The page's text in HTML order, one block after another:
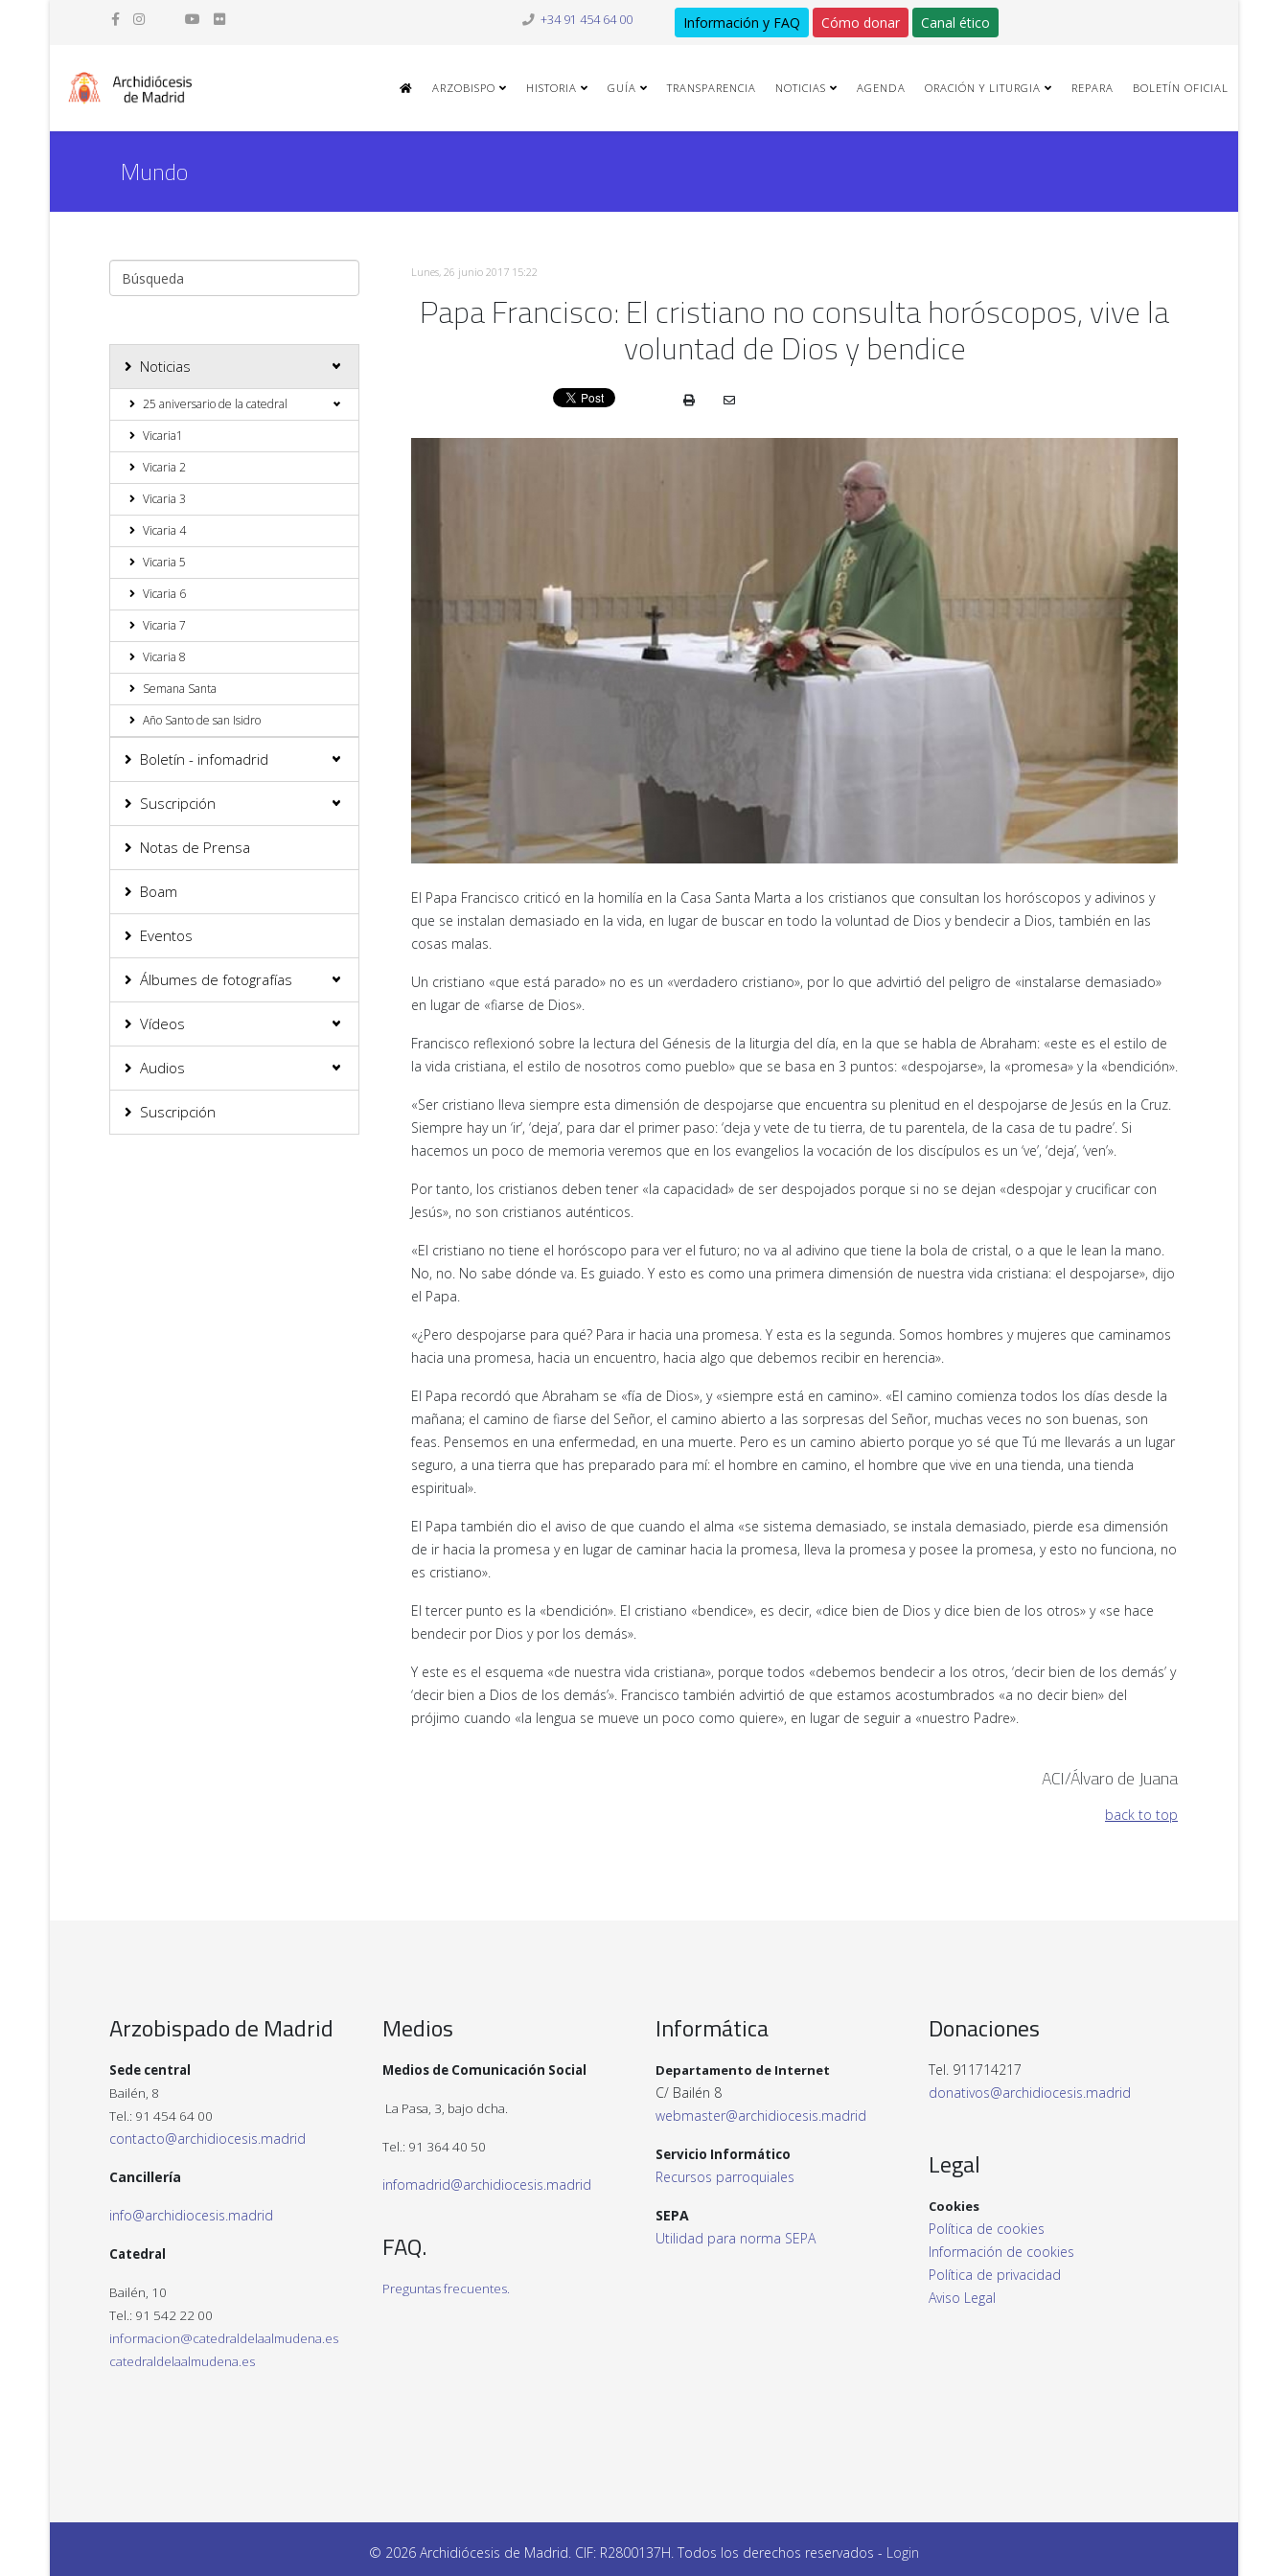
+34 91 454 64 00 Información y FAQ Cómo donar Canal ético
ARZOBISPO HISTORIA GUÍA TRANSPARENCIA NOTICIAS AGENDA ORACIÓN Y LITURGIA REPARA BOLETÍN OFICIAL
Mundo
Noticias
25 aniversario de la catedral
Vicaria1
Vicaria 2
Vicaria 3
Vicaria 4
Vicaria 5
Vicaria 6
Vicaria 7
Vicaria 8
Semana Santa
Año Santo de san Isidro
Boletín - infomadrid
Suscripción
Notas de Prensa
Boam
Eventos
Álbumes de fotografías
Vídeos
Audios
Suscripción
Lunes, 26 junio 2017 15:22
Papa Francisco: El cristiano no consulta horóscopos, vive la
voluntad de Dios y bendice
El Papa Francisco criticó en la homilía en la Casa Santa Marta a los cristianos que consultan los horóscopos y adivinos y
que se instalan demasiado en la vida, en lugar de buscar en todo la voluntad de Dios y bendecir a Dios, también en las
cosas malas.
Un cristiano «que está parado» no es un «verdadero cristiano», por lo que advirtió del peligro de «instalarse demasiado»
en lugar de «fiarse de Dios».
Francisco reflexionó sobre la lectura del Génesis de la liturgia del día, en la que se habla de Abraham: «este es el estilo de
la vida cristiana, el estilo de nosotros como pueblo» que se basa en 3 puntos: «despojarse», la «promesa» y la «bendición».
«Ser cristiano lleva siempre esta dimensión de despojarse que encuentra su plenitud en el despojarse de Jesús en la Cruz.
Siempre hay un ‘ir’, ‘deja’, para dar el primer paso: ‘deja y vete de tu tierra, de tu parentela, de la casa de tu padre’. Si
hacemos un poco de memoria veremos que en los evangelios la vocación de los discípulos es un ‘ve’, ‘deja’, ‘ven’».
Por tanto, los cristianos deben tener «la capacidad» de ser despojados porque si no se dejan «despojar y crucificar con
Jesús», no son cristianos auténticos.
«El cristiano no tiene el horóscopo para ver el futuro; no va al adivino que tiene la bola de cristal, o a que le lean la mano.
No, no. No sabe dónde va. Es guiado. Y esto es como una primera dimensión de nuestra vida cristiana: el despojarse», dijo
el Papa.
«¿Pero despojarse para qué? Para ir hacia una promesa. Y esta es la segunda. Somos hombres y mujeres que caminamos
hacia una promesa, hacia un encuentro, hacia algo que debemos recibir en herencia».
El Papa recordó que Abraham se «fía de Dios», y «siempre está en camino». «El camino comienza todos los días desde la
mañana; el camino de fiarse del Señor, el camino abierto a las sorpresas del Señor, muchas veces no son buenas, son
feas. Pensemos en una enfermedad, en una muerte. Pero es un camino abierto porque yo sé que Tú me llevarás a un lugar
seguro, a una tierra que has preparado para mí: el hombre en camino, el hombre que vive en una tienda, una tienda
espiritual».
El Papa también dio el aviso de que cuando el alma «se sistema demasiado, se instala demasiado, pierde esa dimensión
de ir hacia la promesa y en lugar de caminar hacia la promesa, lleva la promesa y posee la promesa, y esto no funciona, no
es cristiano».
El tercer punto es la «bendición». El cristiano «bendice», es decir, «dice bien de Dios y dice bien de los otros» y «se hace
bendecir por Dios y por los demás».
Y este es el esquema «de nuestra vida cristiana», porque todos «debemos bendecir a los otros, ‘decir bien de los demás’ y
‘decir bien a Dios de los demás’». Francisco también advirtió de que estamos acostumbrados «a no decir bien» del
prójimo cuando «la lengua se mueve un poco como quiere», en lugar de seguir a «nuestro Padre».
ACI/Álvaro de Juana
back to top
Arzobispado de Madrid
Sede central
Bailén, 8
Tel.: 91 454 64 00
contacto@archidiocesis.madrid
Cancillería
info@archidiocesis.madrid
Catedral
Bailén, 10
Tel.: 91 542 22 00
informacion@catedraldelaalmudena.es
catedraldelaalmudena.es
Medios
Medios de Comunicación Social
La Pasa, 3, bajo dcha.
Tel.: 91 364 40 50
infomadrid@archidiocesis.madrid
FAQ.
Preguntas frecuentes.
Informática
Departamento de Internet
C/ Bailén 8
webmaster@archidiocesis.madrid
Servicio Informático
Recursos parroquiales
SEPA
Utilidad para norma SEPA
Donaciones
Tel. 911714217
donativos@archidiocesis.madrid
Legal
Cookies
Política de cookies
Información de cookies
Política de privacidad
Aviso Legal
© 2026 Archidiócesis de Madrid. CIF: R2800137H. Todos los derechos reservados - Login